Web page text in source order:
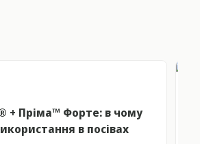
+ Пріма™ Форте: в чому
в посівах